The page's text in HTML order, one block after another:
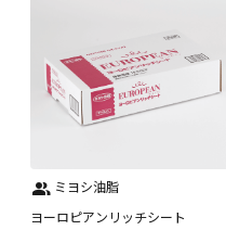
ミヨシ油脂
ヨーロピアンリッチシート